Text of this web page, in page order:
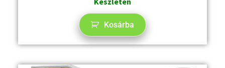
Kosárba